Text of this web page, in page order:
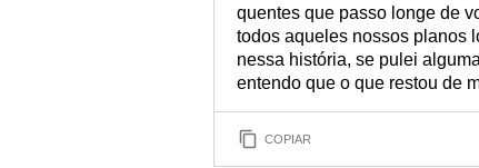
quentes que passo longe de
todos aqueles nossos planos
nessa história, se pulei
entendo que o que restou de
COPIAR